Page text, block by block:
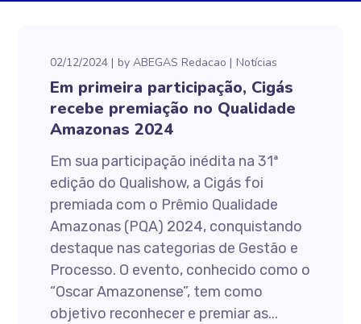
02/12/2024 byABEGAS Redacao Notícias
Em primeira participação, Cigás
recebe premiação no Qualidade
Amazonas 2024
Em sua participação inédita na 31ª
edição do Qualishow, a Cigás foi
premiada com o Prêmio Qualidade
Amazonas (PQA) 2024, conquistando
destaque nas categorias de Gestão e
Processo. O evento, conhecido como o
“Oscar Amazonense”, tem como
objetivo reconhecer e premiar as...